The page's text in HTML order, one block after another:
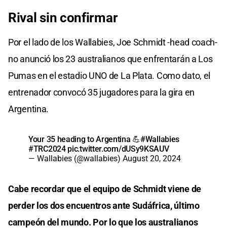
Rival sin confirmar
Por el lado de los Wallabies, Joe Schmidt -head coach-
no anunció los 23 australianos que enfrentarán a Los
Pumas en el estadio UNO de La Plata. Como dato, el
entrenador convocó 35 jugadores para la gira en
Argentina.
Your 35 heading to Argentina 💪#Wallabies
#TRC2024 pic.twitter.com/dUSy9KSAUV
— Wallabies (@wallabies) August 20, 2024
Cabe recordar que el equipo de Schmidt viene de
perder los dos encuentros ante Sudáfrica, último
campeón del mundo. Por lo que los australianos